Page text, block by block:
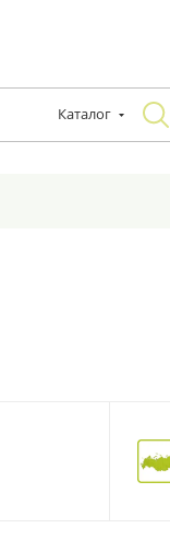
Каталог